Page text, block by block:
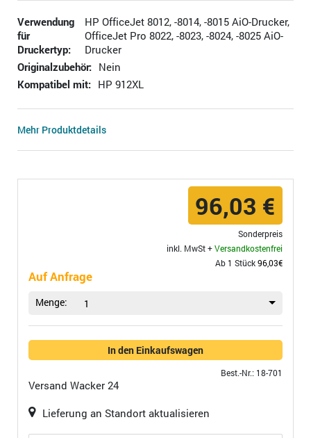
Verwendung
für
Druckertyp:
HP OfficeJet 8012, -8014, -8015 AiO-Drucker,
OfficeJet Pro 8022, -8023, -8024, -8025 AiO-
Drucker
Originalzubehör: Nein
Kompatibel mit: HP 912XL
Mehr Produktdetails
96,03 €
Sonderpreis
inkl. MwSt +Versandkostenfrei
Ab 1 Stück96,03€
Auf Anfrage
Menge: 1
In den Einkaufswagen
Best.-Nr.: 18-701
Versand Wacker 24
Lieferung an Standort aktualisieren